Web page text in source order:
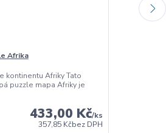
Afrika
kontinentu Afriky Tato
puzzle mapa Afriky je
433,00 Kč/ks
357,85 Kčbez DPH